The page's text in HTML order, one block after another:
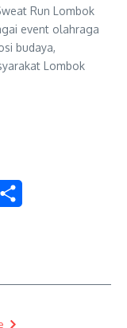
Run Lombok
event olahraga
budaya,
Lombok